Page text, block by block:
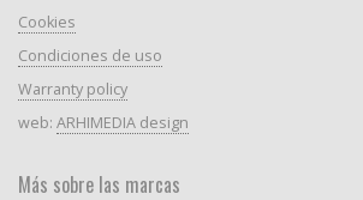
Cookies
Condiciones de uso
Warranty policy
web: ARHIMEDIA design
Más sobre las marcas